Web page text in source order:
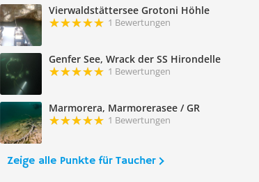
Vierwaldstättersee Grotoni Höhle
1 Bewertungen
Genfer See, Wrack der SS Hirondelle
1 Bewertungen
Marmorera, Marmorerasee / GR
1 Bewertungen
Zeige alle Punkte für Taucher